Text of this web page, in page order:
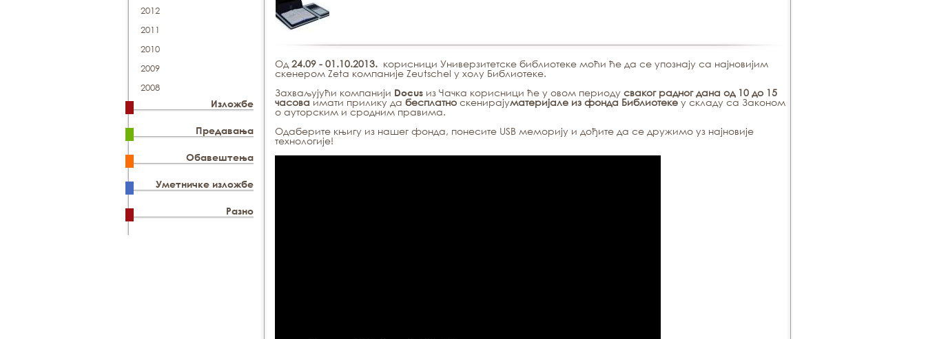
2012
2011
2010
2009
2008
Изложбе
Предавања
Обавештења
Уметничке изложбе
Разно
Од24.09 - 01.10.2013.корисници Универзитетске библиотеке моћи ће да се упознају са најновијим
скенером Zeta компаније Zeutschel у холу Библиотеке.
Захваљујући компанији Docusиз Чачка корисници ће у овом периоду сваког радног дана од 10 до 15
часова имати прилику да бесплатноскенирајуматеријале из фонда Библиотекеу складу са Законом
о ауторским и сродним правима.
Одаберите књигу из нашег фонда, понесите USB меморију и дођите да се дружимо уз најновије
технологије!